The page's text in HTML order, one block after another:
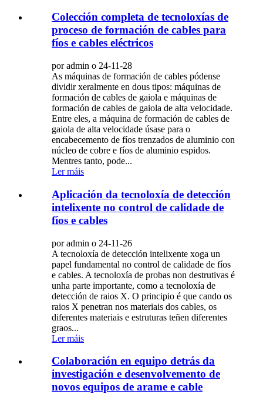
Colección completa de tecnoloxías de
proceso de formación de cables para
fíos e cables eléctricos
por admin o 24-11-28
As máquinas de formación de cables pódense
dividir xeralmente en dous tipos: máquinas de
formación de cables de gaiola e máquinas de
formación de cables de gaiola de alta velocidade.
Entre eles, a máquina de formación de cables de
gaiola de alta velocidade úsase para o
encabecemento de fíos trenzados de aluminio con
núcleo de cobre e fíos de aluminio espidos.
Mentres tanto, pode...
Ler máis
Aplicación da tecnoloxía de detección
intelixente no control de calidade de
fíos e cables
por admin o 24-11-26
A tecnoloxía de detección intelixente xoga un
papel fundamental no control de calidade de fíos
e cables. A tecnoloxía de probas non destrutivas é
unha parte importante, como a tecnoloxía de
detección de raios X. O principio é que cando os
raios X penetran nos materiais dos cables, os
diferentes materiais e estruturas teñen diferentes
graos...
Ler máis
Colaboración en equipo detrás da
investigación e desenvolvemento de
novos equipos de arame e cable